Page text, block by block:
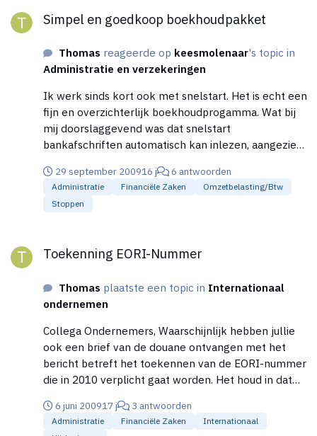
Simpel en goedkoop boekhoudpakket
Thomas reageerde op keesmolenaar's topic in
Administratie en verzekeringen
Ik werk sinds kort ook met snelstart. Het is echt een
fijn en overzichterlijk boekhoudprogamma. Wat bij
mij doorslaggevend was dat snelstart
bankafschriften automatisch kan inlezen, aangezien
Het is relatief goedkoop en de service is heel goed.
Vraag een demo aan zou ik zeggen.
29 september 200916 j 6 antwoorden
Administratie Financiële Zaken
Omzetbelasting/btw
Stoppen
Toekenning EORI-Nummer
Thomas plaatste een topic in Internationaal
ondernemen
Collega Ondernemers, Waarschijnlijk hebben jullie
ook een brief van de douane ontvangen met het
bericht betreft het toekennen van de EORI-nummer
die in 2010 verplicht gaat worden. Het houd in dat
alles wat jij in de toekomst gaat invoeren meteen
door gesluist gaat worden naar de belasting.
6 juni 200917 j 3 antwoorden
Administratie Financiële Zaken
Internationaal